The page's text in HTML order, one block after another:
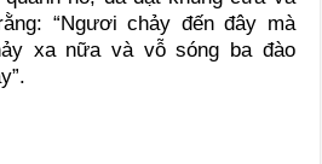
“Ngươi chảy đến đây mà
xa nữa và vỗ sóng ba đào